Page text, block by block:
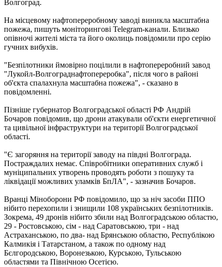
Волгоград.
На місцевому нафтопереробному заводі виникла масштабна
пожежа, пишуть моніторингові Telegram-канали. Близько
опівночі жителі міста та його околиць повідомили про серію
гучних вибухів.
"Безпілотники ймовірно поцілили в нафтопереробний завод
"Лукойл-Волгограднафтопереробка", після чого в районі
об'єкта спалахнула масштабна пожежа", - сказано в
повідомленні.
Пізніше губернатор Волгоградської області РФ Андрій
Бочаров повідомив, що дрони атакували об'єкти енергетичної
та цивільної інфраструктури на території Волгоградської
області.
"Є загоряння на території заводу на півдні Волгограда.
Постраждалих немає. Співробітники оперативних служб і
муніципальних утворень проводять роботи з пошуку та
ліквідації можливих уламків БпЛА", - зазначив Бочаров.
Вранці Міноборони РФ повідомило, що за ніч засоби ППО
нібито перехопили і знищили 108 українських безпілотників.
Зокрема, 49 дронів нібито збили над Волгоградською областю,
29 - Ростовською, сім - над Саратовською, три - над
Астраханською, по два- над Брянською областю, Республікою
Калмикія і Татарстаном, а також по одному над
Бєлгородською, Воронезькою, Курською, Тульською
областями та Північною Осетією.